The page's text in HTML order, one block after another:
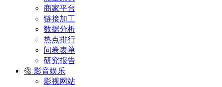
商家平台
链接加工
数据分析
热点排行
问卷表单
研究报告
影音娱乐
影视网站